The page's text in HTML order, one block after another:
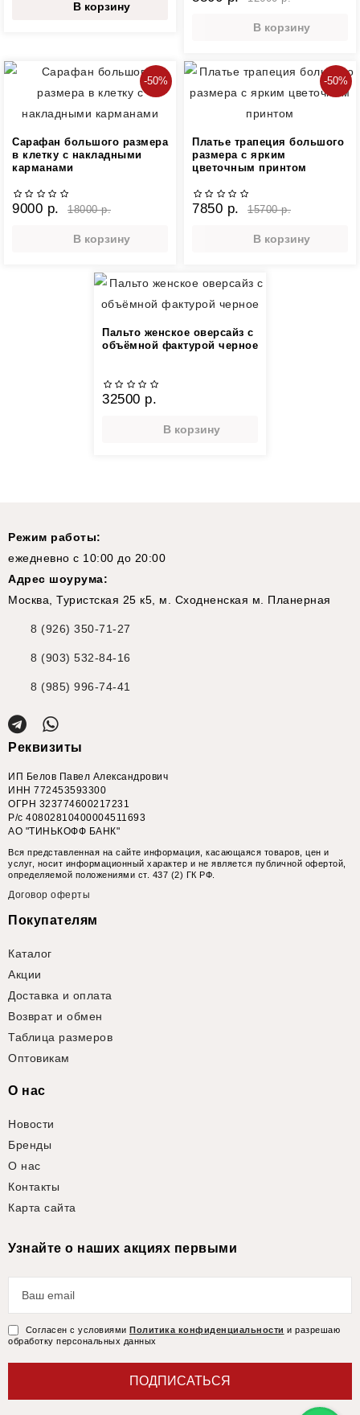
В корзину
В корзину
-50%
Сарафан большого размера
в клетку с накладными
карманами
9000 р. 18000 р.
В корзину
-50%
Платье трапеция большого
размера с ярким
цветочным принтом
7850 р. 15700 р.
В корзину
Пальто женское оверсайз с
объёмной фактурой черное
32500 р.
В корзину
Реквизиты
ИП Белов Павел Александрович
ИНН 772453593300
ОГРН 323774600217231
Р/с 40802810400004511693
АО "ТИНЬКОФФ БАНК"
Вся представленная на сайте информация, касающаяся товаров, цен и
услуг, носит информационный характер и не является публичной офертой,
определяемой положениями ст. 437 (2) ГК РФ.
Договор оферты
Режим работы:
ежедневно с 10:00 до 20:00
Адрес шоурума:
Москва, Туристская 25 к5, м. Сходненская м. Планерная
8 (926) 350-71-27
8 (903) 532-84-16
8 (985) 996-74-41
Покупателям
Каталог
Акции
Доставка и оплата
Возврат и обмен
Таблица размеров
Оптовикам
О нас
Новости
Бренды
О нас
Контакты
Карта сайта
Узнайте о наших акциях первыми
Согласен с условиями Политика конфиденциальности и разрешаю
обработку персональных данных
ПОДПИСАТЬСЯ